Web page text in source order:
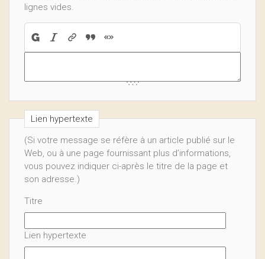
lignes vides.
Lien hypertexte
(Si votre message se réfère à un article publié sur le
Web, ou à une page fournissant plus d’informations,
vous pouvez indiquer ci-après le titre de la page et
son adresse.)
Titre
Lien hypertexte